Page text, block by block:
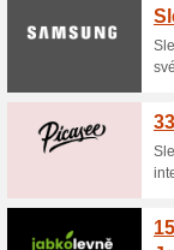
Sleva
do